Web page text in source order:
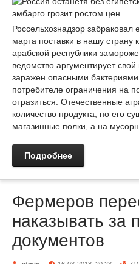
Россельхознадзор забраковал
марта поставки в нашу страну
арабской республики
ведомство аргументирует
заражен опасными
потребителе ограничения на
отразиться. Отечественные
количество продукта, но его
магазинные полки, а на
Подробнее
Фермеров
наказывать за
документов